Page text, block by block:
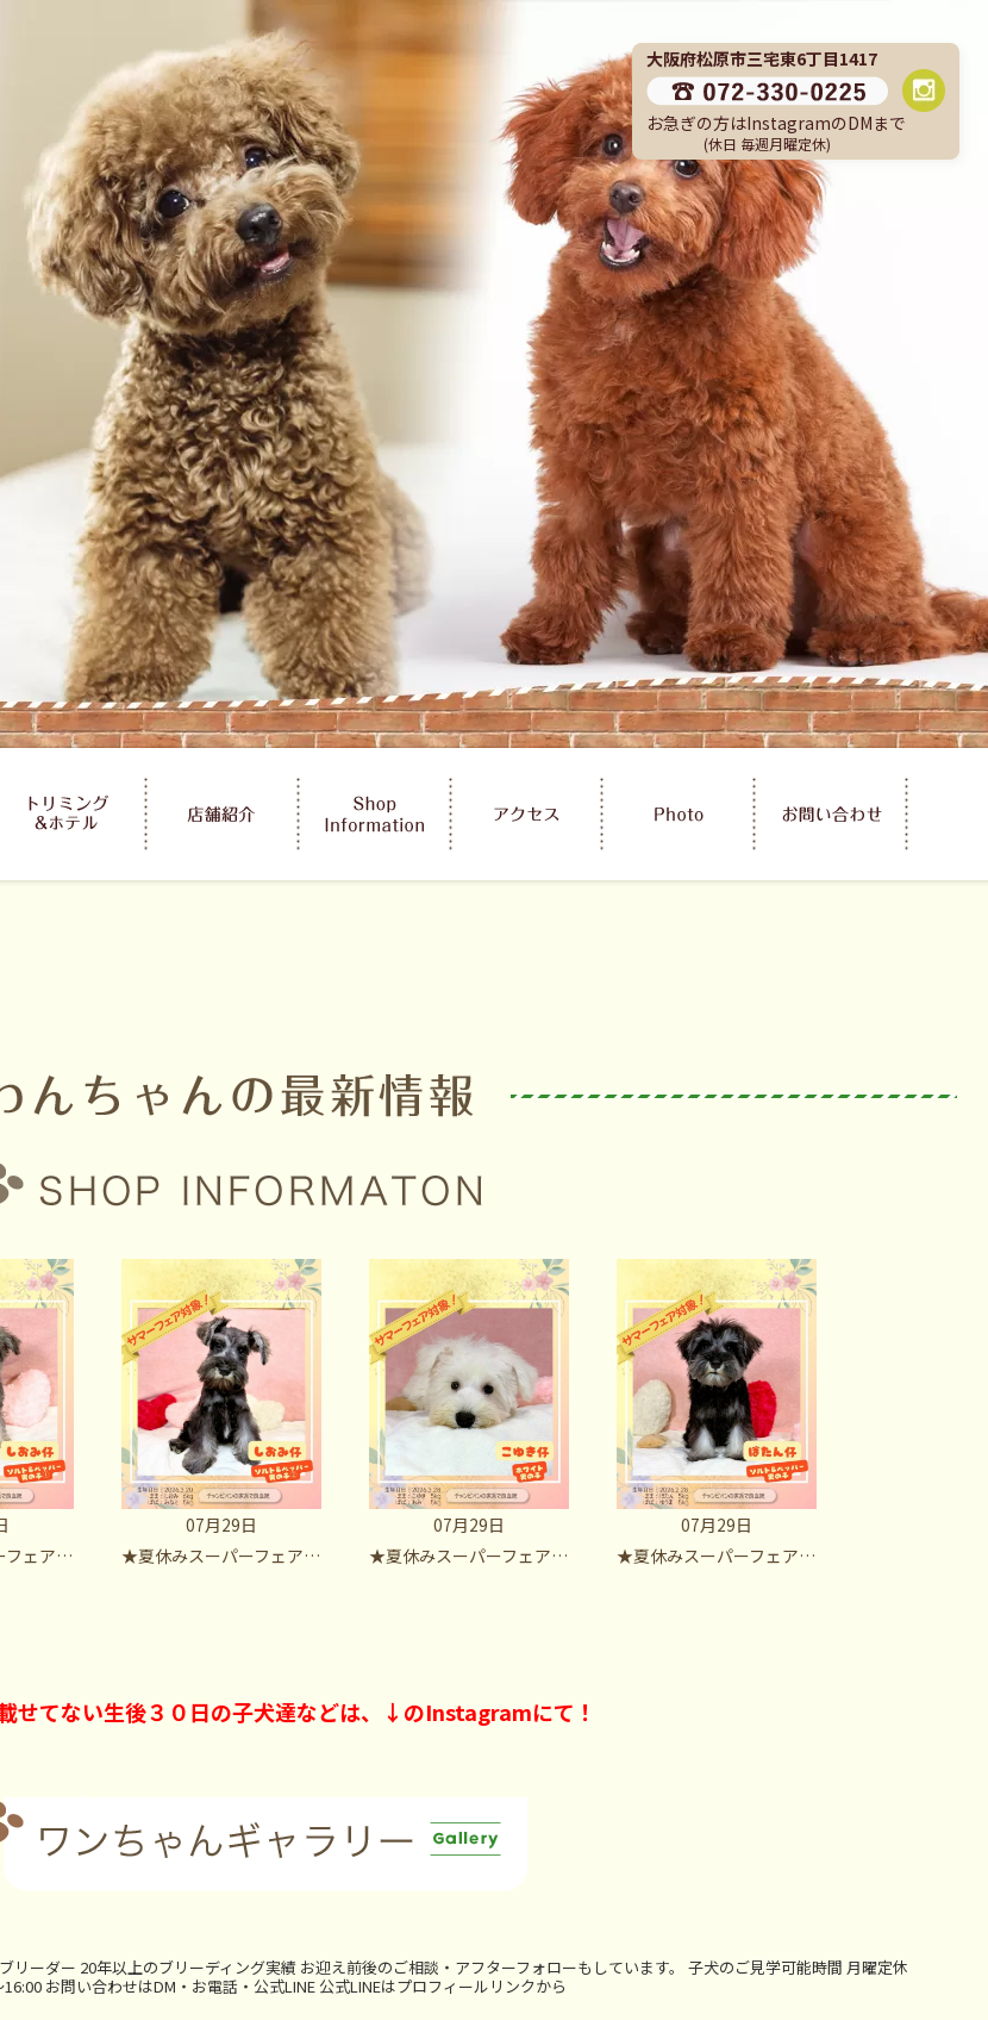
大阪府松原市三宅東6丁目1417
お急ぎの方はInstagramのDMまで
(休日 毎週月曜定休)
ッパー男の子① しおみBaby
07月29日
★夏休みスーパーフェア開催中！ミニチュアシュナウザー・ソルト＆ペッパー男の子② しおみBaby
07月29日
★夏休みスーパーフェア開催中！ミニチュアシュナウザー・ホワイト男の子 こゆきBaby
07月29日
★夏休みスーパーフェア開催中！ミニチュアシュナウザー・ソルト＆ペッパー男の子 ボタンBaby
せてない生後３０日の子犬達などは、↓のInstagramにて！
リーダー 20年以上のブリーディング実績 お迎え前後のご相談・アフターフォローもしています。 子犬のご見学可能時間 月曜定休
16:00お問い合わせはDM・お電話・公式LINE公式LINEはプロフィールリンクから